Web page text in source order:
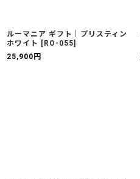
ルーマニア ギフト｜プリスティン
ホワイト
[ RO-055]
25,900 円